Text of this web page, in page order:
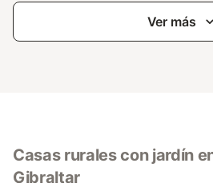
Ver más
Casas rurales con jardín
Gibraltar